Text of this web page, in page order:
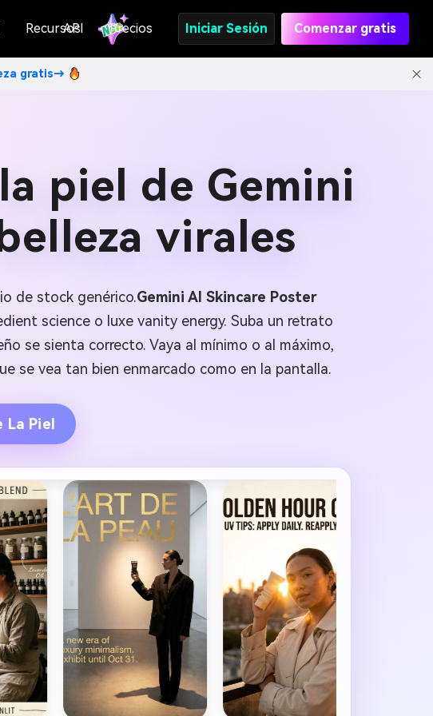
Recursos
API Precios Iniciar Sesión Comenzar gratis
gratis→
piel de Gemini
virales
de stock genérico.Gemini AI Skincare Poster
science o luxe vanity energy. Suba un retrato
se sienta correcto. Vaya al mínimo o al máximo,
se vea tan bien enmarcado como en la pantalla.
Piel